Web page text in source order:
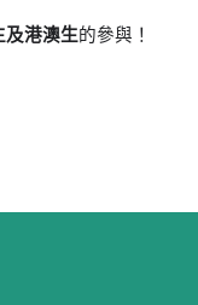
及港澳生的參與！